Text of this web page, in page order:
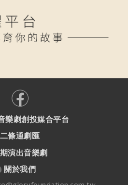
樂劇創投媒合平台
二條通劇匯
演出音樂劇
關於我們